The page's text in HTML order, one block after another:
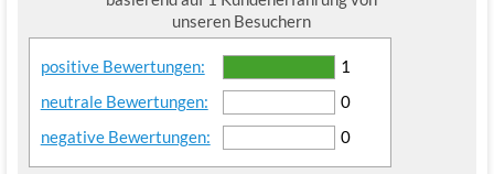
unseren Besuchern
positive Bewertungen:
1
neutrale Bewertungen:
0
negative Bewertungen:
0